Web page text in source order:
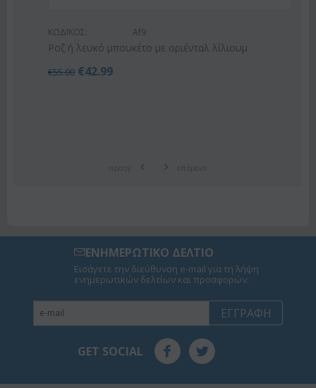
ΚΩΔΙΚΟΣ:
Ροζ ή λευκό μπουκέτο με οριένταλ λίλιουμ
55.00 €42.99
ΕΝΗΜΕΡΩΤΙΚΟ ΔΕΛΤΙΟ
Εισάγετε την διεύθυνση e-mail για τη λήψη
ενημερωτικών δελτίων και προσφορών.
ΕΓΓΡΑΦΉ
GET SOCIAL